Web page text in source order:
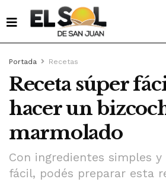
Portada Recetas
Receta súper
hacer un
marmolado
Con ingredientes simples
fácil, podés preparar esta